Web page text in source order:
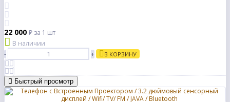
22 000 ₽ за 1 шт
В наличии
-
+ В КОРЗИНУ
Быстрый просмотр